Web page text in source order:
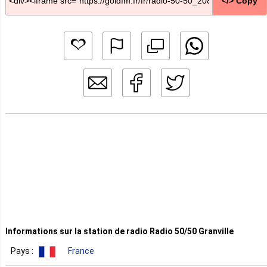
Informations sur la station de radio Radio 50/50 Granville
Pays : France